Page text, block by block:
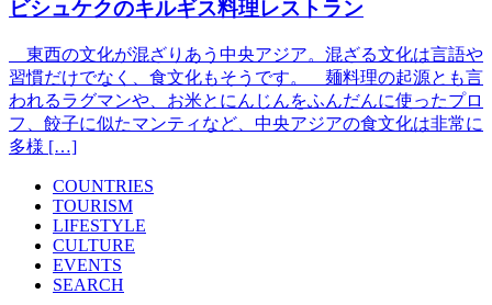
ビシュケクのキルギス料理レストラン
東西の文化が混ざりあう中央アジア。混ざる文化は言語や
習慣だけでなく、食文化もそうです。 麺料理の起源とも言
われるラグマンや、お米とにんじんをふんだんに使ったプロ
フ、餃子に似たマンティなど、中央アジアの食文化は非常に
多様 […]
COUNTRIES
TOURISM
LIFESTYLE
CULTURE
EVENTS
SEARCH